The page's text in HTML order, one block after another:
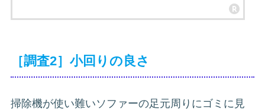
［調査2］小回りの良さ
掃除機が使い難いソファーの足元周りにゴミに見